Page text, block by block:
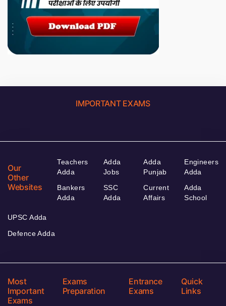
IMPORTANT EXAMS
Our
Other
Websites
Teachers
Adda
Bankers
Adda
Adda
Jobs
SSC
Adda
Adda
Punjab
Current
Affairs
Engineers
Adda
Adda
School
UPSC Adda
Defence Adda
Most
Important
Exams
Exams
Preparation
Entrance
Exams
Quick
Links